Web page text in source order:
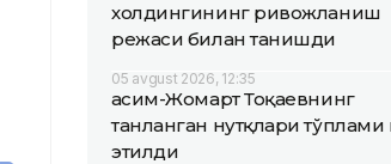
холдингининг ривожланиш
режаси билан танишди
05 avgust 2026, 12:35
Қасим-Жомарт Тоқаевнинг
танланган нутқлари
этилди